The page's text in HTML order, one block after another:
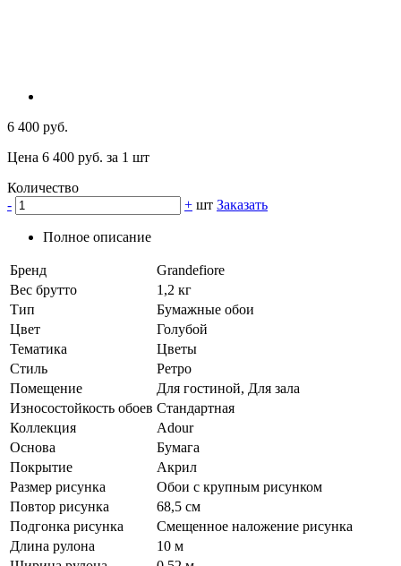
6 400 руб.
Цена 6 400 руб. за 1 шт
Количество
-
+ шт Заказать
Полное описание
Бренд
Grandefiore
Вес брутто
1,2 кг
Тип
Бумажные обои
Цвет
Голубой
Тематика
Цветы
Стиль
Ретро
Помещение
Для гостиной, Для зала
Износостойкость обоев Стандартная
Коллекция
Adour
Основа
Бумага
Покрытие
Акрил
Размер рисунка
Обои с крупным рисунком
Повтор рисунка
68,5 см
Подгонка рисунка
Смещенное наложение рисунка
Длина рулона
10 м